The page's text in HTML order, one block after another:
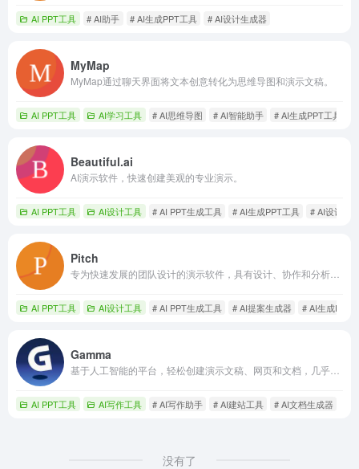
AI PPT工具 # AI助手 # AI生成PPT工具 # AI设计生成器
MyMap
MyMap通过聊天界面将文本创意转化为思维导图和演示文稿。
AI PPT工具 AI学习工具 # AI思维导图 # AI智能助手 # AI生成PPT工具
Beautiful.ai
AI演示软件，快速创建美观的专业演示。
AI PPT工具 AI设计工具 # AI PPT生成工具 # AI生成PPT工具 # AI设计助
Pitch
AI PPT工具 AI设计工具 # AI PPT生成工具 # AI提案生成器 # AI生成PPT
Gamma
AI PPT工具 AI写作工具 # AI写作助手 # AI建站工具 # AI文档生成器
没有了